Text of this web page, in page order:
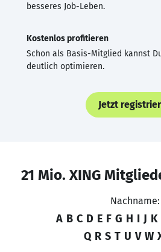
besseres Job-Leben.
Kostenlos profitieren
Schon als Basis-Mitglied kannst
deutlich optimieren.
Jetzt
21 Mio. XING
Nachname:
A B C D E F G H I J K
Q R S T U V W